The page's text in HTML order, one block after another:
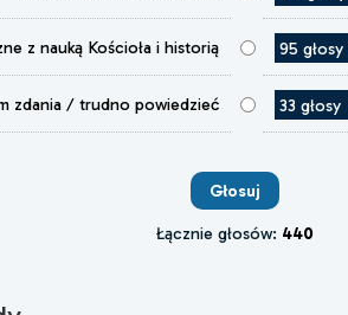
z nauką Kościoła i historią 95 głosy
zdania / trudno powiedzieć 33 głosy
Łącznie głosów: 440